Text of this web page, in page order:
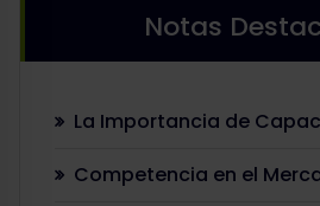
Notas
La Importancia de
Competencia en el